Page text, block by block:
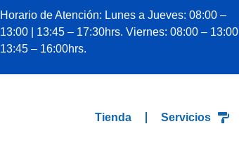
Horario de Atención: Lunes a Jueves: 08:00 –
13:00 | 13:45 – 17:30hrs. Viernes: 08:00 – 13:00 |
13:45 – 16:00hrs.
Tienda Servicios